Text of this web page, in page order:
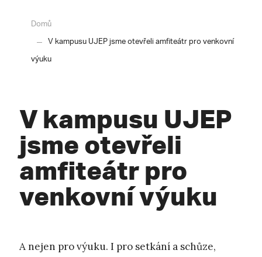
Domů
V kampusu UJEP jsme otevřeli amfiteátr pro venkovní
výuku
V kampusu UJEP
jsme otevřeli
amfiteátr pro
venkovní výuku
A nejen pro výuku. I pro setkání a schůze,